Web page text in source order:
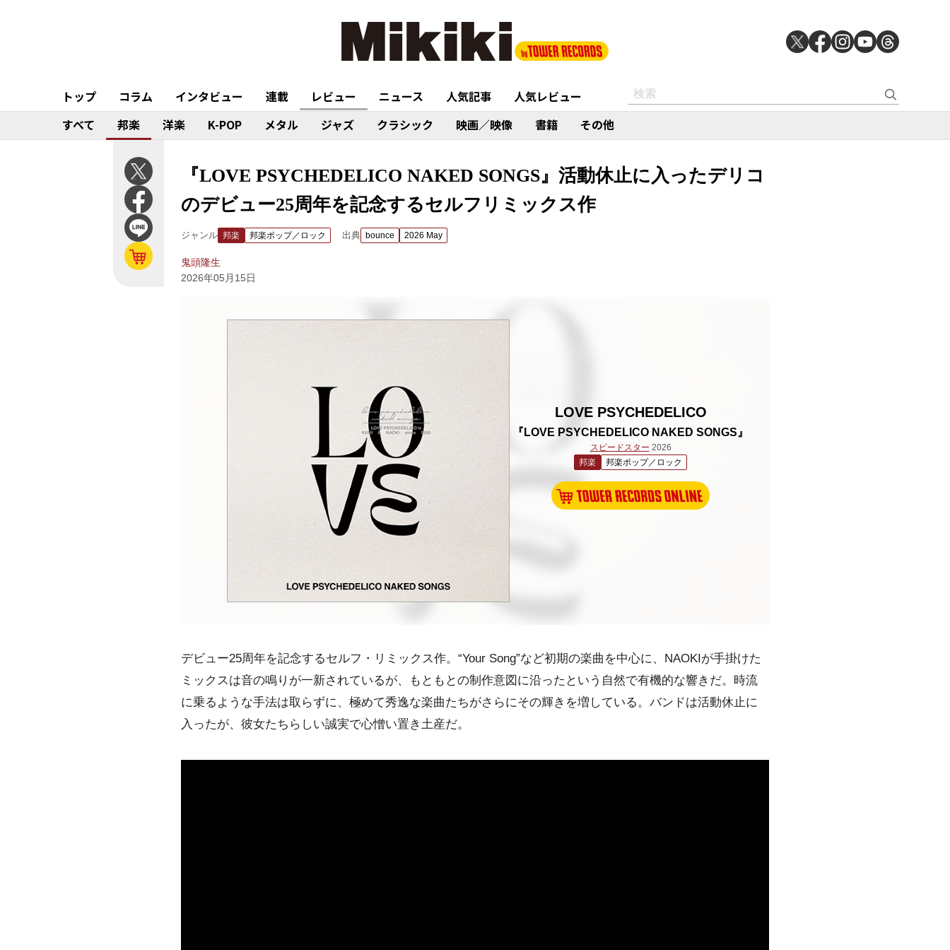
トップ コラム インタビュー 連載 レビュー ニュース 人気記事
人気レビュー
すべて
邦楽 洋楽 K-POP メタル ジャズ クラシック 映画／映像 書籍 その他
『LOVE PSYCHEDELICO NAKED SONGS』活動休止に入ったデリコ
のデビュー25周年を記念するセルフリミックス作
ジャンル 邦楽 邦楽ポップ／ロック 出典 bounce 2026 May
鬼頭隆生
2026年05月15日
LOVE PSYCHEDELICO
『LOVE PSYCHEDELICO NAKED SONGS』
スピードスター 2026
邦楽
邦楽ポップ／ロック
デビュー25周年を記念するセルフ・リミックス作。“Your Song”など初期の楽曲を中心に、NAOKIが手掛けた
ミックスは音の鳴りが一新されているが、もともとの制作意図に沿ったという自然で有機的な響きだ。時流
に乗るような手法は取らずに、極めて秀逸な楽曲たちがさらにその輝きを増している。バンドは活動休止に
入ったが、彼女たちらしい誠実で心憎い置き土産だ。